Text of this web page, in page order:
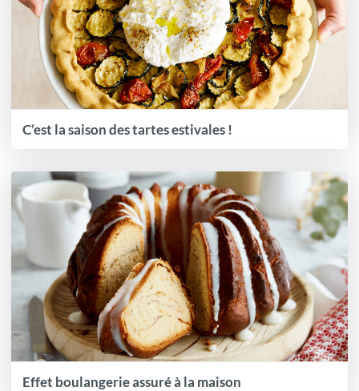
C’est la saison des tartes estivales !
Effet boulangerie assuré à la maison